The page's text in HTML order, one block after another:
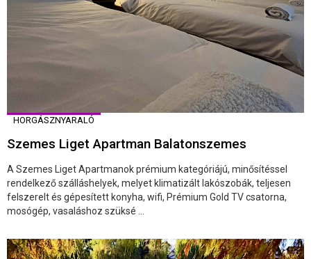
HORGÁSZNYARALÓ
Szemes Liget Apartman Balatonszemes
A Szemes Liget Apartmanok prémium kategóriájú, minősítéssel
rendelkező szálláshelyek, melyet klimatizált lakószobák, teljesen
felszerelt és gépesített konyha, wifi, Prémium Gold TV csatorna,
mosógép, vasaláshoz szüksé ...